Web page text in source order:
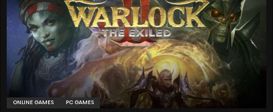
ONLINE GAMES PC GAMES